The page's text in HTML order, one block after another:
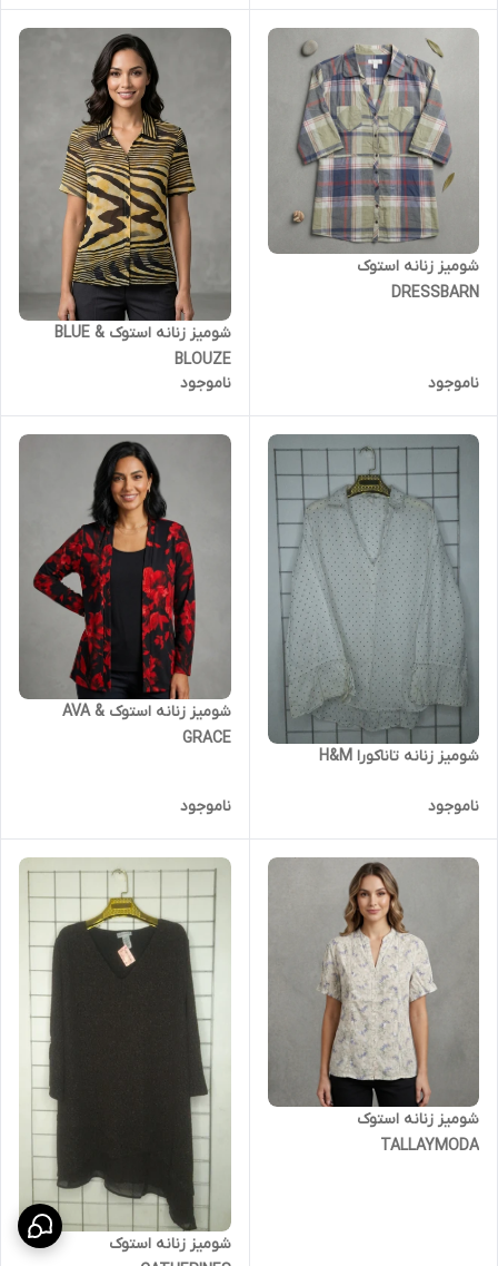
شومیز زنانه استوک
DRESSBARN
ناموجود
شومیز زنانه استوک BLUE &
BLOUZE
ناموجود
شومیز زنانه تاناکورا H&M
ناموجود
شومیز زنانه استوک AVA &
GRACE
ناموجود
شومیز زنانه استوک
TALLAYMODA
شومیز زنانه استوک